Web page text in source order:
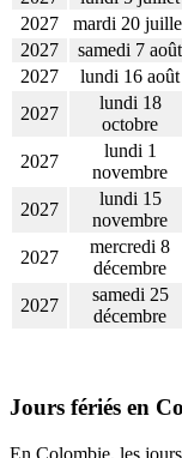
2027
mardi 20
2027
samedi 7 août
2027
lundi 16 août
2027
lundi 18
octobre
2027
lundi 1
novembre
2027
lundi 15
novembre
2027
mercredi 8
décembre
2027
samedi 25
décembre
Jours fériés en
En Colombie, les